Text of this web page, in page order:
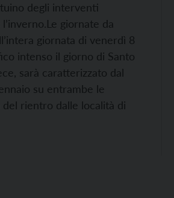
degli interventi
Le giornate da
giornata di venerdì 8
intenso il giorno di Santo
sarà caratterizzato dal
su entrambe le
rientro dalle località di